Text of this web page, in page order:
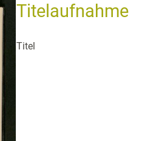
Titelaufnahme
Titel